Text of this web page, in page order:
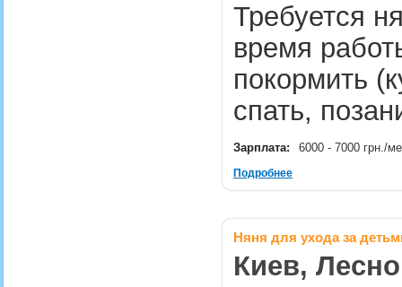
Требуется
время
покормить
спать,
Зарплата: 6000 - 7000 грн./
Подробнее
Няня для ухода за
Киев,